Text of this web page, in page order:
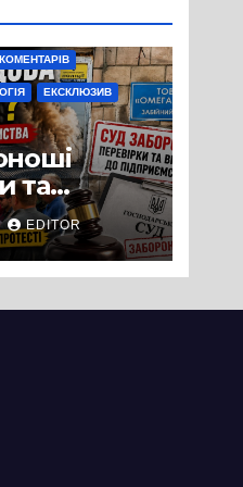
ЕКСКЛЮЗИВ
та
стін
EDITOR